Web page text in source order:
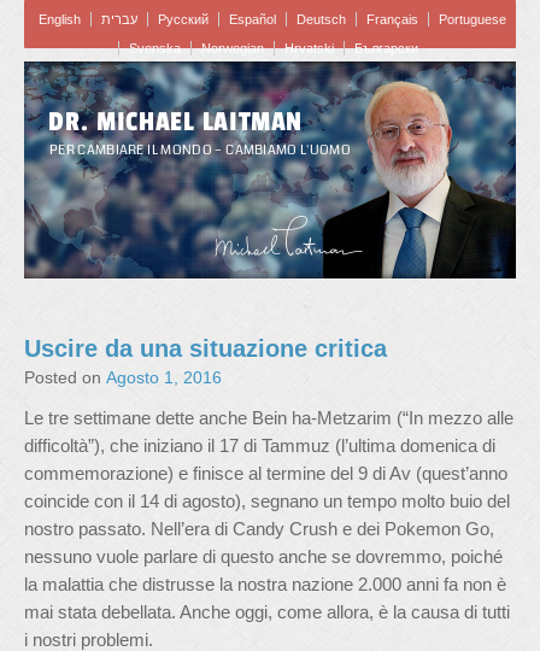
English עברית Pусский Español Deutsch Français
Portuguese
Svenska
Norwegian Hrvatski Български
DR. MICHAEL LAITMAN
PER CAMBIARE IL MONDO – CAMBIAMO L'UOMO
Uscire da una situazione critica
Posted on Agosto 1, 2016
Le tre settimane dette anche Bein ha-Metzarim (“In mezzo alle
difficoltà”), che iniziano il 17 di Tammuz (l’ultima domenica di
commemorazione) e finisce al termine del 9 di Av (quest’anno
coincide con il 14 di agosto), segnano un tempo molto buio del
nostro passato. Nell’era di Candy Crush e dei Pokemon Go,
nessuno vuole parlare di questo anche se dovremmo, poiché
la malattia che distrusse la nostra nazione 2.000 anni fa non è
mai stata debellata. Anche oggi, come allora, è la causa di tutti
i nostri problemi.